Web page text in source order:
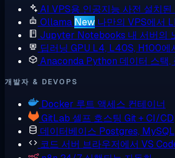
AI VPS용 인공지능 사전 설치
Ollama New 나만의 VPS에서
Jupyter Notebooks 내 서버의
딥러닝 GPU L4, L40S, H100에
Anaconda Python 데이터 스택,
개발자 & DEVOPS
Docker 루트 액세스 컨테이너
GitLab 셀프 호스팅 Git + CI/CD
데이터베이스 Postgres,
코드 서버 브라우저에서 VS